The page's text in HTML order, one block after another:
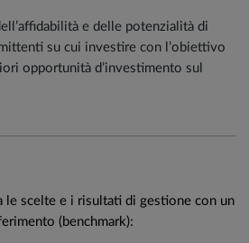
e delle potenzialità di
su cui investire con l’obiettivo
opportunità d’investimento sul
scelte e i risultati di gestione con un
(benchmark):